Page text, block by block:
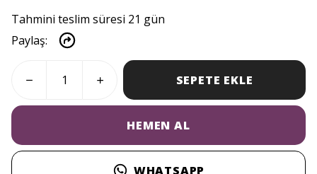
Tahmini teslim süresi 21 gün
Paylaş:
SEPETE EKLE
HEMEN AL
WHATSAPP